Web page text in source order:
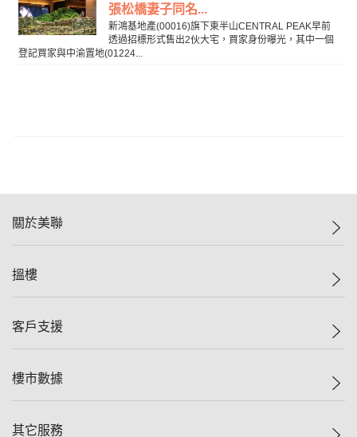
張松橋妻子同名...
新鴻基地產(00016)旗下東半山CENTRAL PEAK早前
透過招標形式售出2伙大宅，買家身份曝光，其中一個
登記買家與中渝置地(01224...
關於美聯
美聯集團
人才招募
搵樓
一手新盤
減價
美聯豪宅
客戶支援
自助放盤
樓市數據
樓價指數
其它服務